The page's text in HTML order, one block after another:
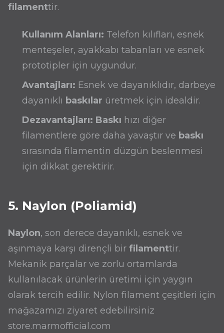
filamenttir.
Kullanım Alanları: Telefon kılıfları, esnek
menteşeler, ayakkabı tabanları ve esnek
prototipler için uygundur.
Avantajları: Esnek ve dayanıklıdır, darbeye
dayanıklı baskılar üretmek için idealdir.
Dezavantajları: Baskı hızı diğer
filamentlere göre daha yavaştır ve baskı
sırasında filamentin düzgün beslenmesi
için dikkat gerektirir.
5. Naylon (Poliamid)
Naylon, son derece dayanıklı, esnek ve
aşınmaya karşı dirençli bir filamenttir.
Mekanik parçalar ve zorlu ortamlarda
kullanılacak ürünlerin üretimi için yaygın
olarak tercih edilir. Nylon filament çeşitleri için
mağazamızı ziyaret edebilirsiniz
store.marmofficial.com